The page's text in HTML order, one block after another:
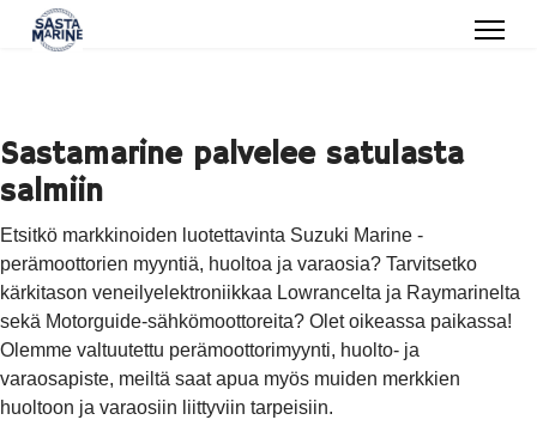
Sastamarine palvelee satulasta
salmiin
Etsitkö markkinoiden luotettavinta Suzuki Marine -
perämoottorien myyntiä, huoltoa ja varaosia? Tarvitsetko
kärkitason veneilyelektroniikkaa Lowrancelta ja Raymarinelta
sekä Motorguide-sähkömoottoreita? Olet oikeassa paikassa!
Olemme valtuutettu perämoottorimyynti, huolto- ja
varaosapiste, meiltä saat apua myös muiden merkkien
huoltoon ja varaosiin liittyviin tarpeisiin.